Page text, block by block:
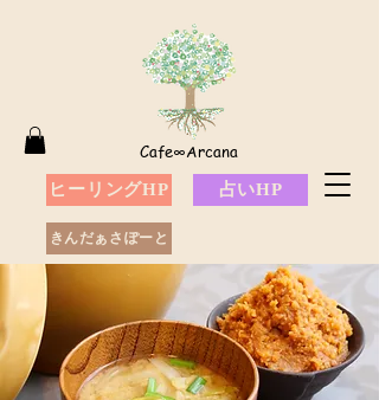
Cafe∞Arcana
ヒーリングHP 占いHP
きんだぁさぽーと